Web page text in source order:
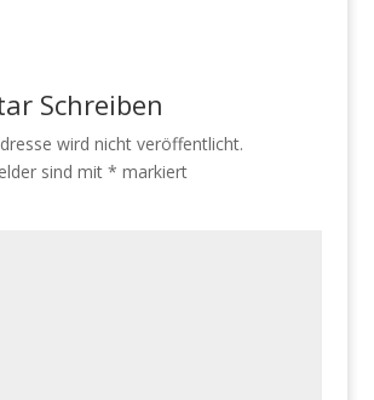
Schreiben
wird nicht veröffentlicht.
sind mit * markiert